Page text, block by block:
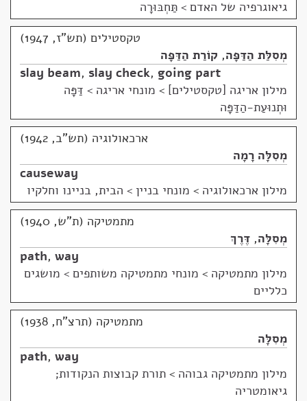
גיאוגרפיה של האדם > תַּחְבּוּרָה
טקסטילים (תש"ז, 1947)
מְסִלַּת הַדַּפָּה, קוֹרַת הַדַּפָּה
slay beam, slay check, going part
מילון אריגה [טקסטילים] > מונחי אריגה > דַּפָּה
וּתְנוּעַת-הַדַּפָּה
ארכאולוגיה (תש"ב, 1942)
מְסִלָּה רָמָה
causeway
מילון ארכאולוגיה > מונחי בניין > הבית, בניינו וחלקיו
מתמטיקה (ת"ש, 1940)
מְסִלָּה, דֶּרֶךְ
path, way
מילון מתמטיקה > מונחי מתמטיקה משותפים > מושגים
כלליים
מתמטיקה (תרצ"ח, 1938)
מְסִלָּה
path, way
מילון מתמטיקה גבוהה > תורת קבוצות הנקודות;
גיאומטריה